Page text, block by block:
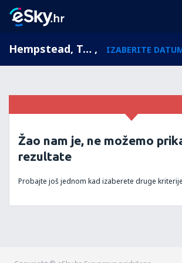
Hempstead, Texas, Sjedinjene Američke Države , IZABERITE
Žao nam je, ne možemo
rezultate
Probajte još jednom kad izaberete druge kriterije